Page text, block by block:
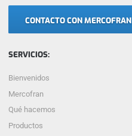
CONTACTO CON MERCOFRAN
SERVICIOS:
Bienvenidos
Mercofran
Qué hacemos
Productos